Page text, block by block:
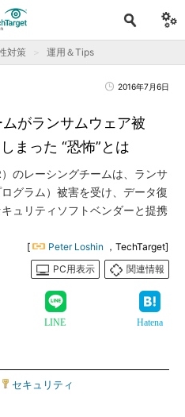
対策 運用＆Tips
2016年7月6日
がランサムウェア被
まった “恐怖”とは
のレーシングチームは、ランサ
グラム）被害を受け、データ復
ュリティソフトベンダーと提携
[ Peter Loshin ，TechTarget]
PC用表示
関連情報
LINE Hatena
セキュリティ